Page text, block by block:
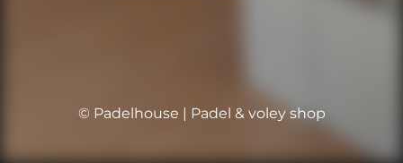
© Padelhouse | Padel & voley shop